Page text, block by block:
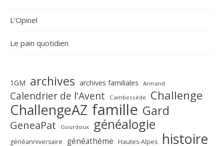
L’Opinel
Le pain quotidien
1GM archives archives familiales Armand
Calendrier de l'Avent Cambessède Challenge
ChallengeAZ famille Gard
GeneaPat Gourdoux généalogie
généanniversaire généathème Hautes-Alpes histoire